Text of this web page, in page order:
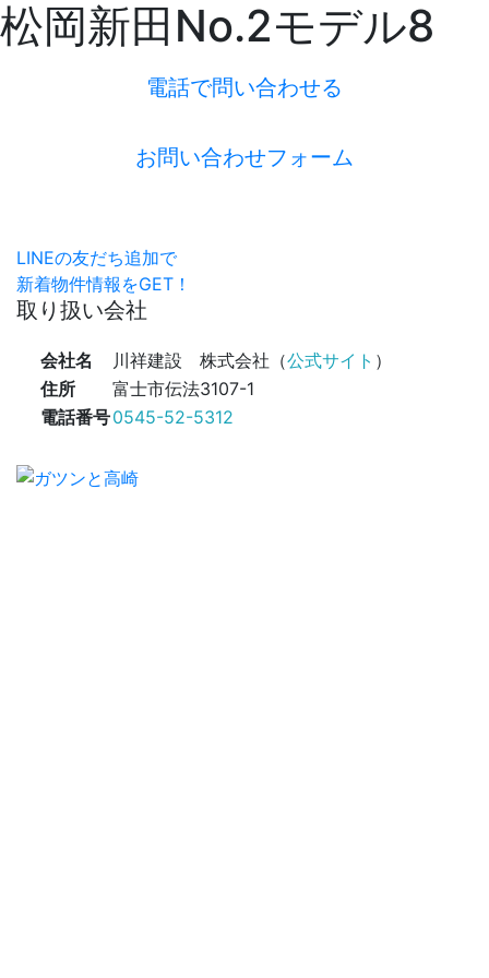
松岡新田No.2モデル8
電話で問い合わせる
お問い合わせフォーム
LINEの友だち追加で
新着物件情報をGET！
取り扱い会社
会社名 川祥建設 株式会社（公式サイト ）
住所
富士市伝法3107-1
電話番号0545-52-5312